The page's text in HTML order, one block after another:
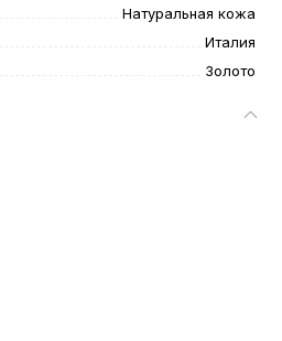
Натуральная кожа
Италия
Золото